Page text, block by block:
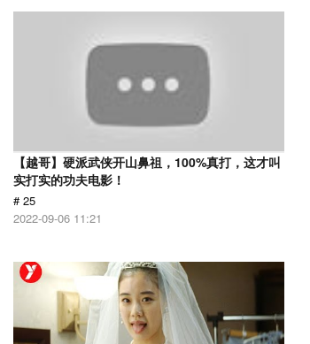
【越哥】硬派武侠开山鼻祖，100%真打，这才叫
实打实的功夫电影！
# 25
2022-09-06 11:21